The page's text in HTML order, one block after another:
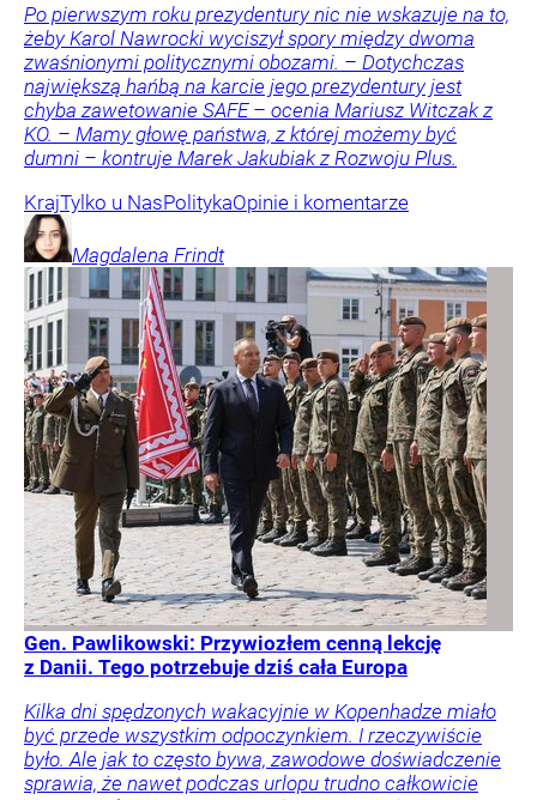
Po pierwszym roku prezydentury nic nie wskazuje na to,
żeby Karol Nawrocki wyciszył spory między dwoma
zwaśnionymi politycznymi obozami. – Dotychczas
największą hańbą na karcie jego prezydentury jest
chyba zawetowanie SAFE – ocenia Mariusz Witczak z
KO. – Mamy głowę państwa, z której możemy być
dumni – kontruje Marek Jakubiak z Rozwoju Plus.
KrajTylko u NasPolitykaOpinie i komentarze
Magdalena Frindt
Gen. Pawlikowski: Przywiozłem cenną lekcję
z Danii. Tego potrzebuje dziś cała Europa
Kilka dni spędzonych wakacyjnie w Kopenhadze miało
być przede wszystkim odpoczynkiem. I rzeczywiście
było. Ale jak to często bywa, zawodowe doświadczenie
sprawia, że nawet podczas urlopu trudno całkowicie